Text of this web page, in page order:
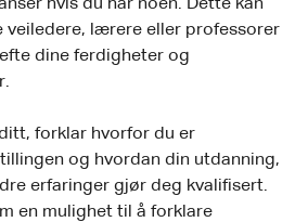
hvis du har noen. Dette kan
lærere eller professorer
dine ferdigheter og
forklar hvorfor du er
og hvordan din utdanning,
erfaringer gjør deg kvalifisert.
en mulighet til å forklare